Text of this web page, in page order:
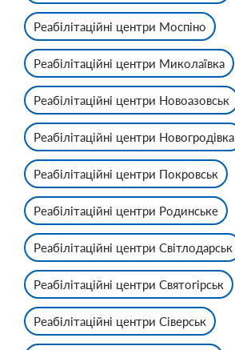
Реабілітаційні центри Моспіно
Реабілітаційні центри Миколаївка
Реабілітаційні центри Новоазовськ
Реабілітаційні центри Новогродівка
Реабілітаційні центри Покровськ
Реабілітаційні центри Родинське
Реабілітаційні центри Світлодарськ
Реабілітаційні центри Святогірськ
Реабілітаційні центри Сіверськ